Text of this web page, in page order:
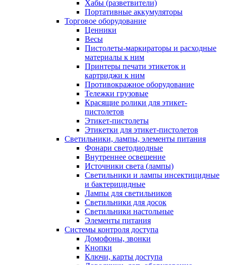
Хабы (разветвители)
Портативные аккумуляторы
Торговое оборудование
Ценники
Весы
Пистолеты-маркираторы и расходные
материалы к ним
Принтеры печати этикеток и
картриджи к ним
Противокражное оборудование
Тележки грузовые
Красящие ролики для этикет-
пистолетов
Этикет-пистолеты
Этикетки для этикет-пистолетов
Светильники, лампы, элементы питания
Фонари светодиодные
Внутреннее освещение
Источники света (лампы)
Светильники и лампы инсектицидные
и бактерицидные
Лампы для светильников
Светильники для досок
Светильники настольные
Элементы питания
Системы контроля доступа
Домофоны, звонки
Кнопки
Ключи, карты доступа